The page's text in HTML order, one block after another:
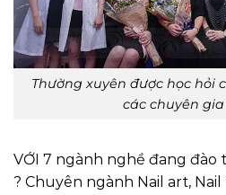
Thường xuyên được học hỏi
các chuyên
VỚI 7 ngành nghề đang đào
? Chuyên ngành Nail art, Nail